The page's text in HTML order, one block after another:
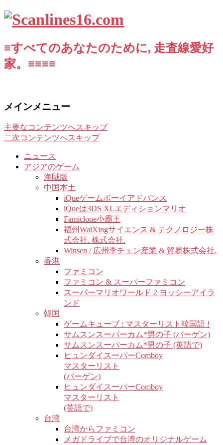
≡すべてのあなたのために, 走査線愛好
家。≡≡≡≡
メインメニュー
主要なコンテンツへスキップ
二次コンテンツへスキップ
ニュース
アジアのゲーム
海賊版
中国本土
iQueゲームボーイアドバンス
iQueは3DS XLエディションマリオ
Famiclone小霸王
福州WaiXingサイエンス & テクノロジー株
式会社. 株式会社.
Winsen / 広州李チェン産業 & 貿易株式会社.
香港
ファミコン
ファミコン & スーパーファミコン
スーパーマリオワールド 2 ヨッシーアイラ
ンド
韓国
ゲームキューブ : マスターリスト韓国語 !
サムスンスーパーカム*男の子 (バーゲン)
サムスンスーパーカム*男の子 (英語で)
ヒュンダイスーパーComboy
マスターリスト
(バーゲン)
ヒュンダイスーパーComboy
マスターリスト
(英語で)
台湾
台湾からファミコン
メガドライブで台湾のオリジナルゲーム